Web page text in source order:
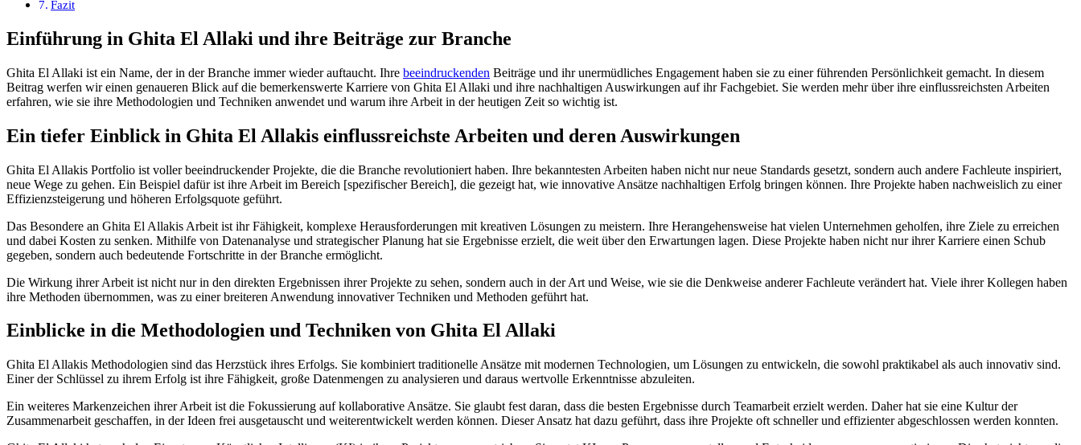
Fazit
Einführung in Ghita El Allaki und ihre Beiträge zur Branche
Ghita El Allaki ist ein Name, der in der Branche immer wieder auftaucht. Ihre beeindruckenden Beiträge und ihr unermüdliches Engagement haben sie zu einer führenden Persönlichkeit gemacht. In diesem
Beitrag werfen wir einen genaueren Blick auf die bemerkenswerte Karriere von Ghita El Allaki und ihre nachhaltigen Auswirkungen auf ihr Fachgebiet. Sie werden mehr über ihre einflussreichsten Arbeiten
erfahren, wie sie ihre Methodologien und Techniken anwendet und warum ihre Arbeit in der heutigen Zeit so wichtig ist.
Ein tiefer Einblick in Ghita El Allakis einflussreichste Arbeiten und deren Auswirkungen
Ghita El Allakis Portfolio ist voller beeindruckender Projekte, die die Branche revolutioniert haben. Ihre bekanntesten Arbeiten haben nicht nur neue Standards gesetzt, sondern auch andere Fachleute inspiriert,
neue Wege zu gehen. Ein Beispiel dafür ist ihre Arbeit im Bereich [spezifischer Bereich], die gezeigt hat, wie innovative Ansätze nachhaltigen Erfolg bringen können. Ihre Projekte haben nachweislich zu einer
Effizienzsteigerung und höheren Erfolgsquote geführt.
Das Besondere an Ghita El Allakis Arbeit ist ihr Fähigkeit, komplexe Herausforderungen mit kreativen Lösungen zu meistern. Ihre Herangehensweise hat vielen Unternehmen geholfen, ihre Ziele zu erreichen
und dabei Kosten zu senken. Mithilfe von Datenanalyse und strategischer Planung hat sie Ergebnisse erzielt, die weit über den Erwartungen lagen. Diese Projekte haben nicht nur ihrer Karriere einen Schub
gegeben, sondern auch bedeutende Fortschritte in der Branche ermöglicht.
Die Wirkung ihrer Arbeit ist nicht nur in den direkten Ergebnissen ihrer Projekte zu sehen, sondern auch in der Art und Weise, wie sie die Denkweise anderer Fachleute verändert hat. Viele ihrer Kollegen haben
ihre Methoden übernommen, was zu einer breiteren Anwendung innovativer Techniken und Methoden geführt hat.
Einblicke in die Methodologien und Techniken von Ghita El Allaki
Ghita El Allakis Methodologien sind das Herzstück ihres Erfolgs. Sie kombiniert traditionelle Ansätze mit modernen Technologien, um Lösungen zu entwickeln, die sowohl praktikabel als auch innovativ sind.
Einer der Schlüssel zu ihrem Erfolg ist ihre Fähigkeit, große Datenmengen zu analysieren und daraus wertvolle Erkenntnisse abzuleiten.
Ein weiteres Markenzeichen ihrer Arbeit ist die Fokussierung auf kollaborative Ansätze. Sie glaubt fest daran, dass die besten Ergebnisse durch Teamarbeit erzielt werden. Daher hat sie eine Kultur der
Zusammenarbeit geschaffen, in der Ideen frei ausgetauscht und weiterentwickelt werden können. Dieser Ansatz hat dazu geführt, dass ihre Projekte oft schneller und effizienter abgeschlossen werden konnten.